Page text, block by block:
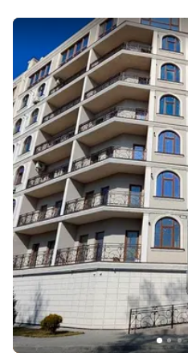
автомобілістів передбачено
Комплекс опалюється за
котельні — кожна квартира
приладами та обладнанням для
Лічильники обліку споживання
ліфти. Телефонуйте! Відмінна пропозиція! Оперативний показ у
будь-який час! код 479889